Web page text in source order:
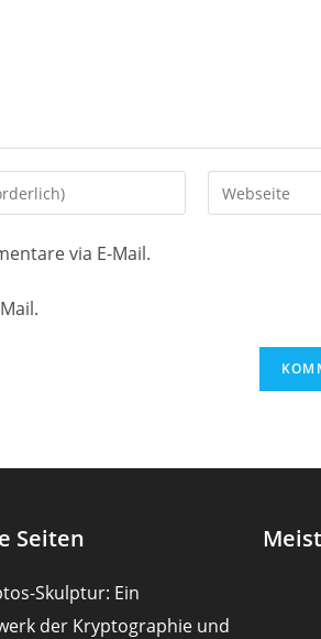
Gib
deine
via E-Mail.
Seiten
Skulptur: Ein
der Kryptographie und